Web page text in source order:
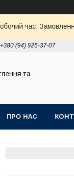
час.
+380 (94) 925-37-07
та
ПРО НАС